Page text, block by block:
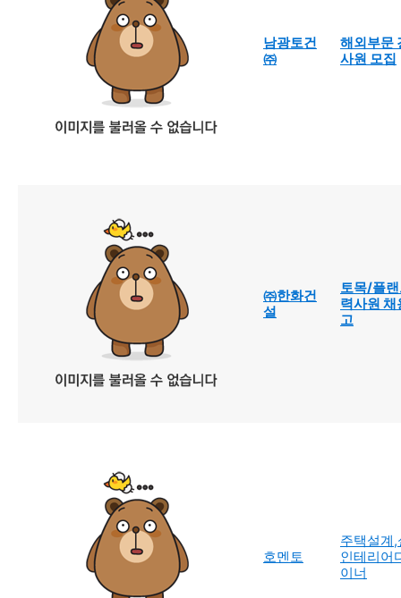
남광토건
㈜
해외부문
사원 모집
㈜한화건
설
토목/플
력사원 채
고
호멘토
주택설계,
인테리어
이너